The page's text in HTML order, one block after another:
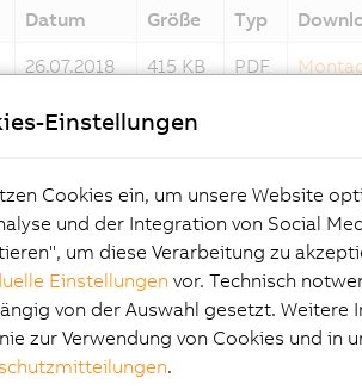
Datum Größe Typ
26.07.2018 415 KB PDF
415 KB
Datum Größe Typ
16.04.2015 86 KB PDF
16.04.2015 86 KB
Einstellungen
Cookies ein, um unsere Website
und der Integration von Social
um diese Verarbeitung zu
Einstellungen vor. Technisch
von der Auswahl gesetzt. Weitere
zur Verwendung von Cookies und in
.